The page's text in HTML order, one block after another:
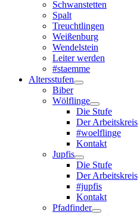
Schwanstetten
Spalt
Treuchtlingen
Weißenburg
Wendelstein
Leiter werden
#staemme
Altersstufen
Biber
Wölflinge
Die Stufe
Der Arbeitskreis
#woelflinge
Kontakt
Jupfis
Die Stufe
Der Arbeitskreis
#jupfis
Kontakt
Pfadfinder